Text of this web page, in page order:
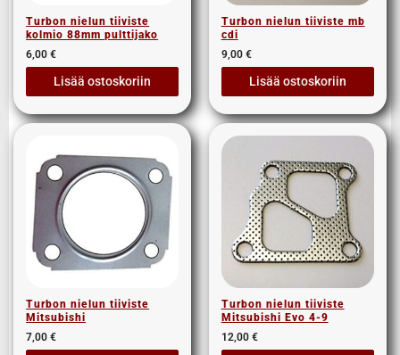
Turbon nielun tiiviste
kolmio 88mm pulttijako
6,00€
Lisää ostoskoriin
Turbon nielun tiiviste mb
cdi
9,00 €
Lisää ostoskoriin
Turbon nielun tiiviste
Mitsubishi
7,00€
Turbon nielun tiiviste
Mitsubishi Evo 4-9
12,00 €